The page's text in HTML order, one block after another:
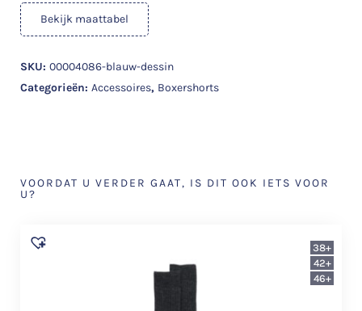
Bekijk maattabel
SKU: 00004086-blauw-dessin
Categorieën: Accessoires, Boxershorts
VOORDAT U VERDER GAAT, IS DIT OOK IETS VOOR
U?
38+
42+
46+